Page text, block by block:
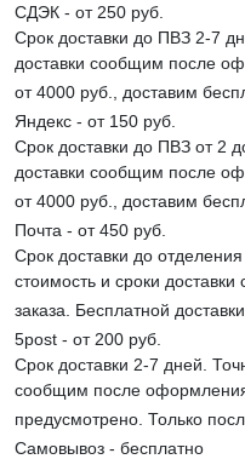
СДЭК - от 250 руб.
Срок доставки до ПВЗ 2-7
доставки сообщим после
от 4000 руб., доставим
Яндекс - от 150 руб.
Срок доставки до ПВЗ от 2
доставки сообщим после
от 4000 руб., доставим
Почта - от 450 руб.
Срок доставки до
стоимость и сроки
заказа. Бесплатной
5post - от 200 руб.
Срок доставки 2-7 дней.
сообщим после оформления
предусмотрено. Только
Самовывоз - бесплатно